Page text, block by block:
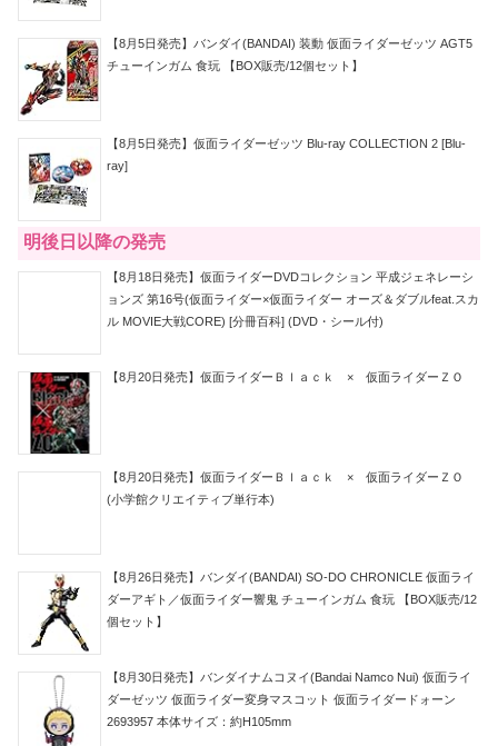
【8月5日発売】バンダイ(BANDAI) 装動 仮面ライダーゼッツ AGT5
チューインガム 食玩 【BOX販売/12個セット】
【8月5日発売】仮面ライダーゼッツ Blu-ray COLLECTION 2 [Blu-
ray]
明後日以降の発売
【8月18日発売】仮面ライダーDVDコレクション 平成ジェネレーシ
ョンズ 第16号(仮面ライダー×仮面ライダー オーズ＆ダブルfeat.スカ
ル MOVIE大戦CORE) [分冊百科] (DVD・シール付)
【8月20日発売】仮面ライダーＢｌａｃｋ × 仮面ライダーＺＯ
【8月20日発売】仮面ライダーＢｌａｃｋ × 仮面ライダーＺＯ
(小学館クリエイティブ単行本)
【8月26日発売】バンダイ(BANDAI) SO-DO CHRONICLE 仮面ライ
ダーアギト／仮面ライダー響鬼 チューインガム 食玩 【BOX販売/12
個セット】
【8月30日発売】バンダイナムコヌイ(Bandai Namco Nui) 仮面ライ
ダーゼッツ 仮面ライダー変身マスコット 仮面ライダードォーン
2693957 本体サイズ：約H105mm